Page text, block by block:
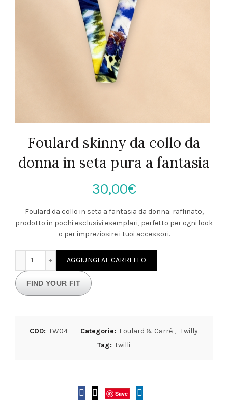
Foulard skinny da collo da
donna in seta pura a fantasia
30,00€
Foulard da collo in seta a fantasia da donna: raffinato,
prodotto in pochi esclusivi esemplari, perfetto per ogni look
o per impreziosire i tuoi accessori.
AGGIUNGI AL CARRELLO
FIND YOUR FIT
COD: TW04 Categorie: Foulard & Carrè , Twilly
Tag: twilli
Save